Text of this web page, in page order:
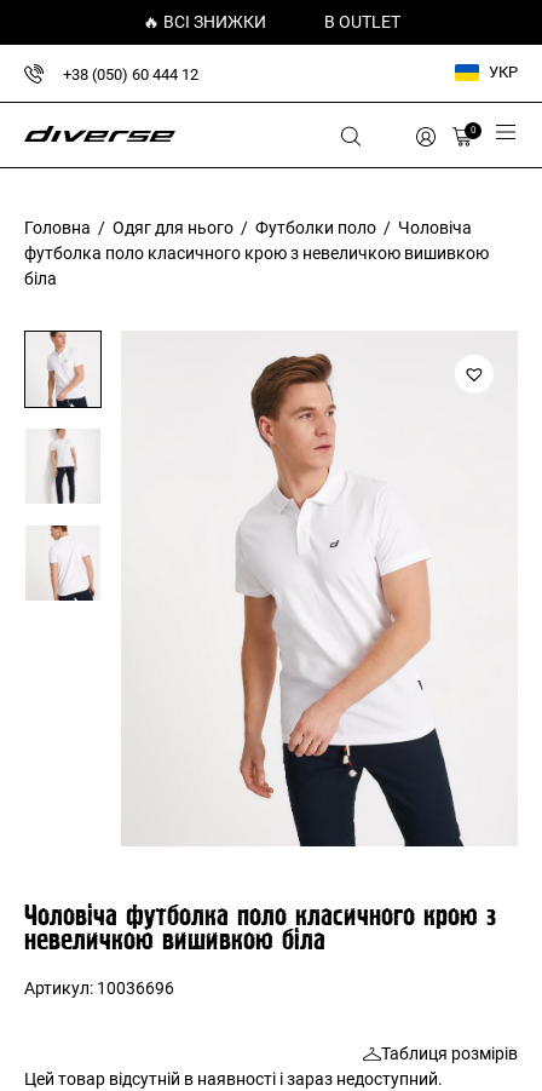
🔥 ВСІ ЗНИЖКИ В OUTLET
+38 (050) 60 444 12 УКР
0
Головна / Одяг для нього / Футболки поло / Чоловіча
футболка поло класичного крою з невеличкою вишивкою
біла
Чоловіча футболка поло класичного крою з
невеличкою вишивкою біла
Артикул: 10036696
Таблиця розмірів
Цей товар відсутній в наявності і зараз недоступний.